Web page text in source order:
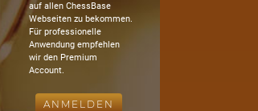
auf allen ChessBase
Webseiten zu bekommen.
Für professionelle
Anwendung empfehlen
wir den Premium
Account.
ANMELDEN